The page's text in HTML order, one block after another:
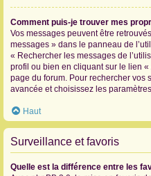
Comment puis-je trouver mes
Vos messages peuvent être
messages » dans le panneau de
« Rechercher les messages de
profil ou bien en cliquant sur le lien
page du forum. Pour rechercher vos
avancée et choisissez les
Haut
Surveillance et favoris
Quelle est la différence entre les